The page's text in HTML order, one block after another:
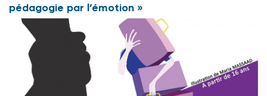
pédagogie par l’émotion »